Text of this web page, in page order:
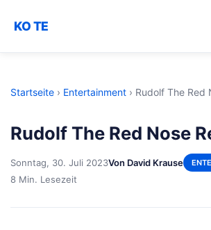
KO TE
Startseite › Entertainment › Rudolf The Red
Rudolf The Red Nose
Sonntag, 30. Juli 2023Von David Krause
8 Min. Lesezeit